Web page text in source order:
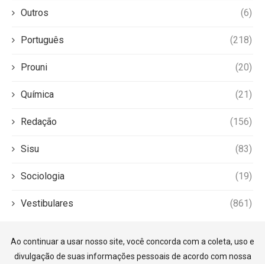
Outros (6)
Português (218)
Prouni (20)
Química (21)
Redação (156)
Sisu (83)
Sociologia (19)
Vestibulares (861)
Ao continuar a usar nosso site, você concorda com a coleta, uso e
divulgação de suas informações pessoais de acordo com nossa